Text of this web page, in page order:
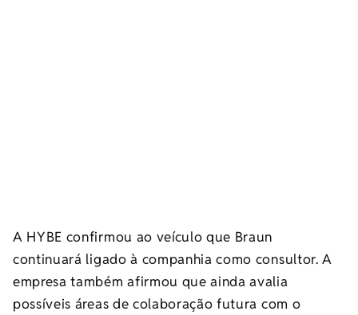
A HYBE confirmou ao veículo que Braun
continuará ligado à companhia como consultor. A
empresa também afirmou que ainda avalia
possíveis áreas de colaboração futura com o